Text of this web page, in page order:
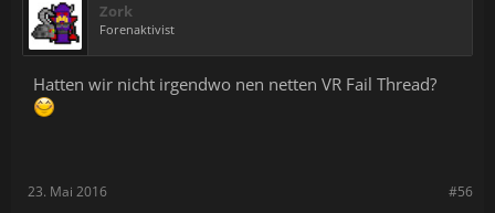
Zork
Forenaktivist
Hatten wir nicht irgendwo nen netten VR Fail Thread?
#56
23. Mai 2016